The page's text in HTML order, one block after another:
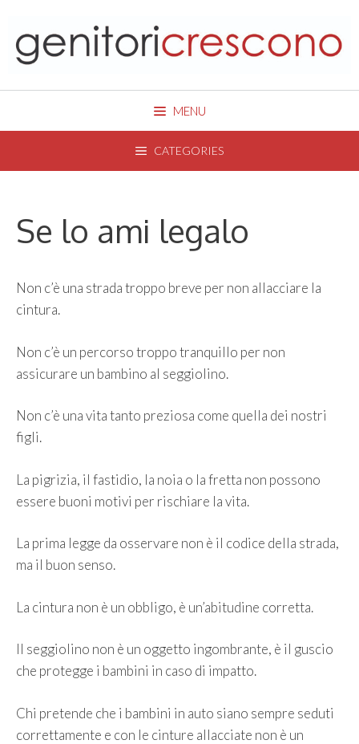
content
MENU
CATEGORIES
Se lo ami legalo
Non c’è una strada troppo breve per non allacciare la
cintura.
Non c’è un percorso troppo tranquillo per non
assicurare un bambino al seggiolino.
Non c’è una vita tanto preziosa come quella dei nostri
figli.
La pigrizia, il fastidio, la noia o la fretta non possono
essere buoni motivi per rischiare la vita.
La prima legge da osservare non è il codice della strada,
ma il buon senso.
La cintura non è un obbligo, è un’abitudine corretta.
Il seggiolino non è un oggetto ingombrante, è il guscio
che protegge i bambini in caso di impatto.
Chi pretende che i bambini in auto siano sempre seduti
correttamente e con le cinture allacciate non è un